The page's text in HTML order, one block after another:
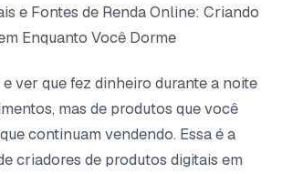
e Fontes de Renda Online: Criando
Enquanto Você Dorme
ver que fez dinheiro durante a noite
mas de produtos que você
continuam vendendo. Essa é a
criadores de produtos digitais em